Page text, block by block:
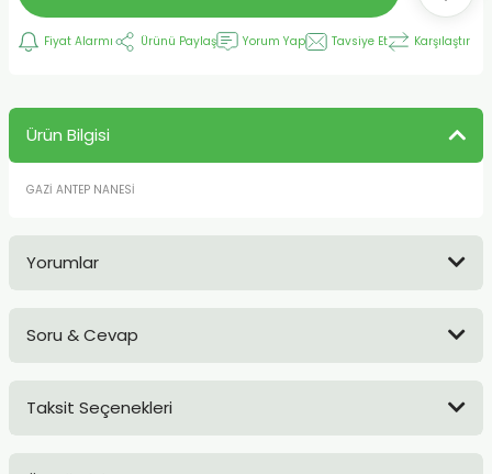
Fiyat Alarmı Ürünü Paylaş Yorum Yap Tavsiye Et Karşılaştır
Ürün Bilgisi
GAZİ ANTEP NANESİ
Yorumlar
Soru & Cevap
Taksit Seçenekleri